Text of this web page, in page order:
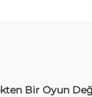
Bir Oyun